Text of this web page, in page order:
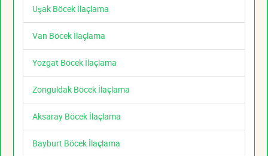
Uşak Böcek İlaçlama
Van Böcek İlaçlama
Yozgat Böcek İlaçlama
Zonguldak Böcek İlaçlama
Aksaray Böcek İlaçlama
Bayburt Böcek İlaçlama